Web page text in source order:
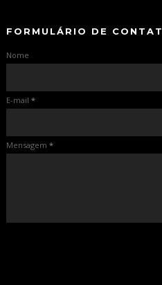
FORMULÁRIO DE
Nome
E-mail *
Mensagem *